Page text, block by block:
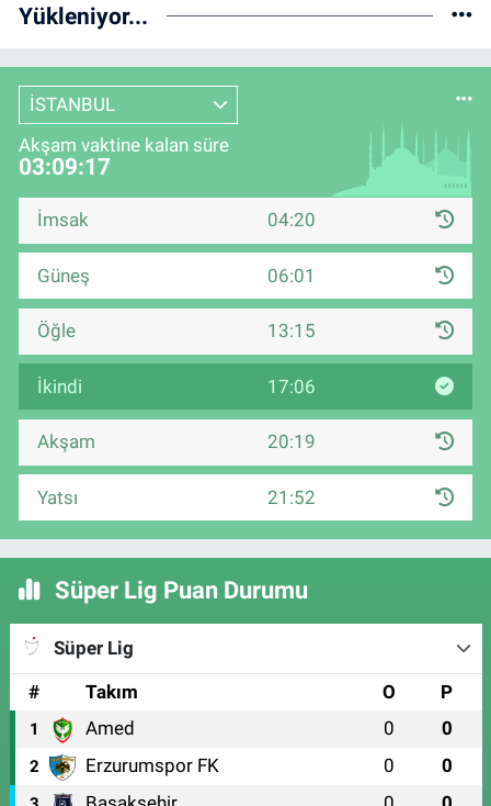
Yükleniyor...
İSTANBUL
Akşam vaktine kalan süre
03:09:16
İmsak 04:20
Güneş 06:01
Öğle 13:15
İkindi 17:06
Akşam 20:19
Yatsı 21:52
Süper Lig Puan Durumu
Süper Lig
#
Takım O P
1 Amed 0 0
2 Erzurumspor FK 0 0